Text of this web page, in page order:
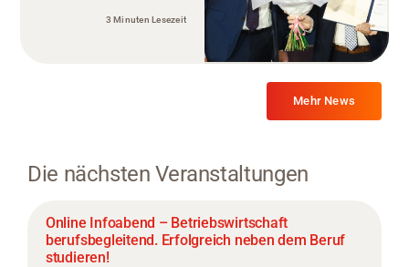
3 Minuten Lesezeit
Mehr News
Die nächsten Veranstaltungen
Online Infoabend – Betriebswirtschaft
berufsbegleitend. Erfolgreich neben dem Beruf
studieren!